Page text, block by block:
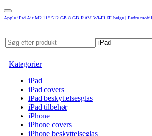
Apple iPad Air M2 11" 512 GB 8 GB RAM Wi-Fi 6E beige | Bedre mobil
Kategorier
iPad
iPad covers
iPad beskyttelsesglas
iPad tilbehør
iPhone
iPhone covers
iPhone beskyttelseglas